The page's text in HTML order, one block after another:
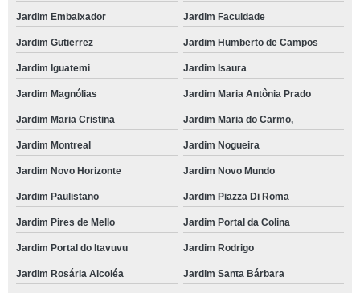
Jardim Embaixador Jardim Faculdade
Jardim Gutierrez Jardim Humberto de Campos
Jardim Iguatemi Jardim Isaura
Jardim Magnólias Jardim Maria Antônia Prado
Jardim Maria Cristina Jardim Maria do Carmo,
Jardim Montreal Jardim Nogueira
Jardim Novo Horizonte Jardim Novo Mundo
Jardim Paulistano Jardim Piazza Di Roma
Jardim Pires de Mello Jardim Portal da Colina
Jardim Portal do Itavuvu Jardim Rodrigo
Jardim Rosária Alcoléa Jardim Santa Bárbara